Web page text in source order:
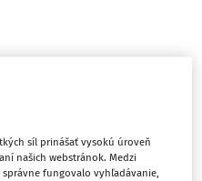
síl prinášať vysokú úroveň
našich webstránok. Medzi
fungovalo vyhľadávanie,